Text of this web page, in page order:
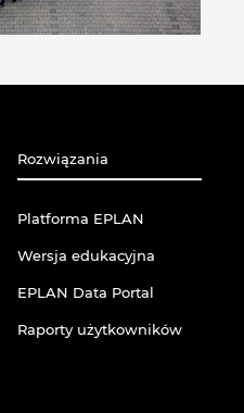
Rozwiązania
Platforma EPLAN
Wersja edukacyjna
EPLAN Data Portal
Raporty użytkowników